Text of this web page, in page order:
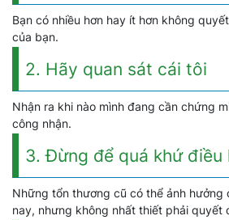
Bạn có nhiều hơn hay ít hơn không
của bạn.
2. Hãy quan sát cái tôi
Nhận ra khi nào mình đang cần chứng
công nhận.
3. Đừng để quá khứ điều
Những tổn thương cũ có thể ảnh hưởng
nay, nhưng không nhất thiết phải quyết